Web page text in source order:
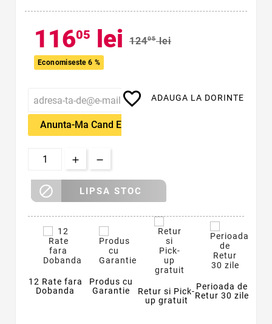
11605 lei 12405 lei
Economiseste 6 %
Anunta-Ma Cand Este Disponibil
favorite_border ADAUGA LA DORINTE
 LIPSA STOC
12 Rate fara
Dobanda
Produs cu
Garantie
Retur si Pick-
up gratuit
Perioada de
Retur 30 zile